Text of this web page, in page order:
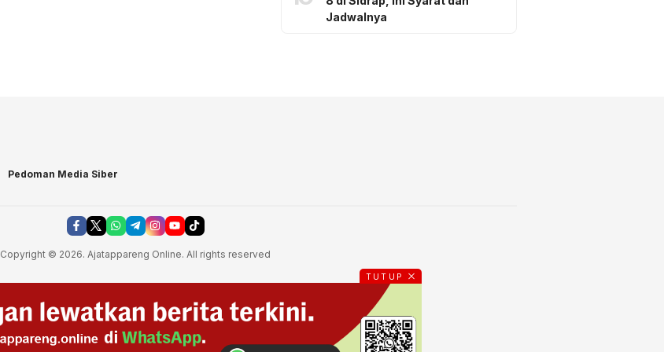
Jadwalnya
Pedoman Media Siber
Copyright © 2026. Ajatappareng Online. All rights reserved
TUTUP